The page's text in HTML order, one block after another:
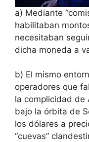
a) Mediante
habilitaban
necesitaban
dicha moneda a
b) El mismo
operadores que
la complicidad de
bajo la órbita de
los dólares a
“cuevas”